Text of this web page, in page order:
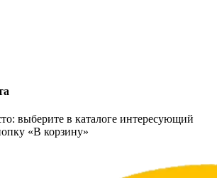
выберите в каталоге интересующий
«В корзину»